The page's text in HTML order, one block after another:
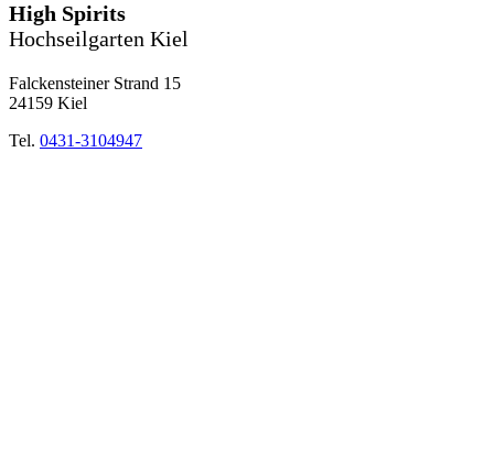
High Spirits
Hochseilgarten Kiel
Falckensteiner Strand 15
24159 Kiel
Tel. 0431-3104947